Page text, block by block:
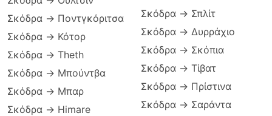
Σκόδρα → Ποντγκόριτσα
Σκόδρα → Κότορ
Σκόδρα → Theth
Σκόδρα → Μπούντβα
Σκόδρα → Μπαρ
Σκόδρα → Himare
Σκόδρα → Σπλίτ
Σκόδρα → Δυρράχιο
Σκόδρα → Σκόπια
Σκόδρα → Τίβατ
Σκόδρα → Πρίστινα
Σκόδρα → Σαράντα